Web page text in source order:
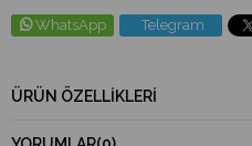
WhatsApp Telegram
ÜRÜN ÖZELLIKLERI